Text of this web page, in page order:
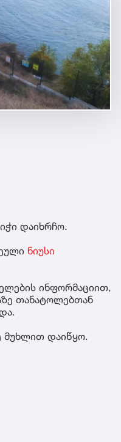
დაიხრჩო.
ნიუსი
ინფორმაციით,
თანატოლებთან
მუხლით დაიწყო.